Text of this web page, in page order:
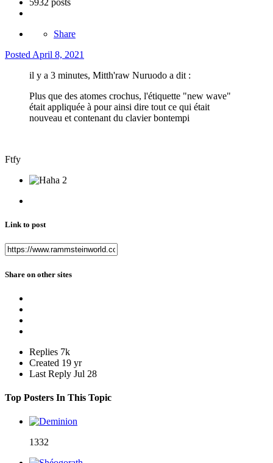
5932 posts
Share
Posted April 8, 2021
il y a 3 minutes, Mitth'raw Nuruodo a dit :
Plus que des atomes crochus, l'étiquette "new wave"
était appliquée à pour ainsi dire tout ce qui était
nouveau et contenant du clavier bontempi
Ftfy
2
Link to post
Share on other sites
Replies 7k
Created 19 yr
Last Reply Jul 28
Top Posters In This Topic
1332